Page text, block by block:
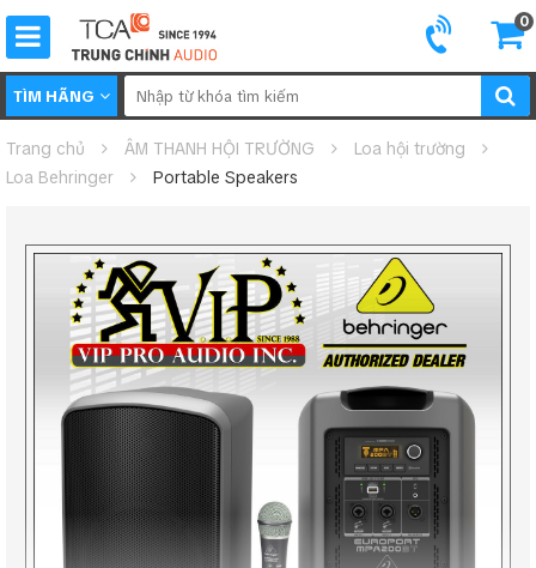
0
TÌM HÃNG
Trang chủ ÂM THANH HỘI TRƯỜNG
Loa hội trường
Loa Behringer
Portable Speakers